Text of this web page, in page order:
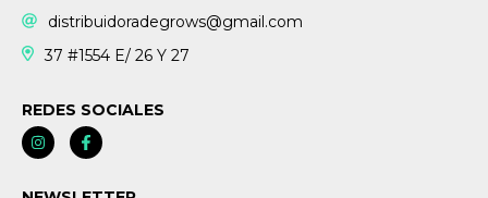
distribuidoradegrows@gmail.com
37 #1554 E/ 26 Y 27
REDES SOCIALES